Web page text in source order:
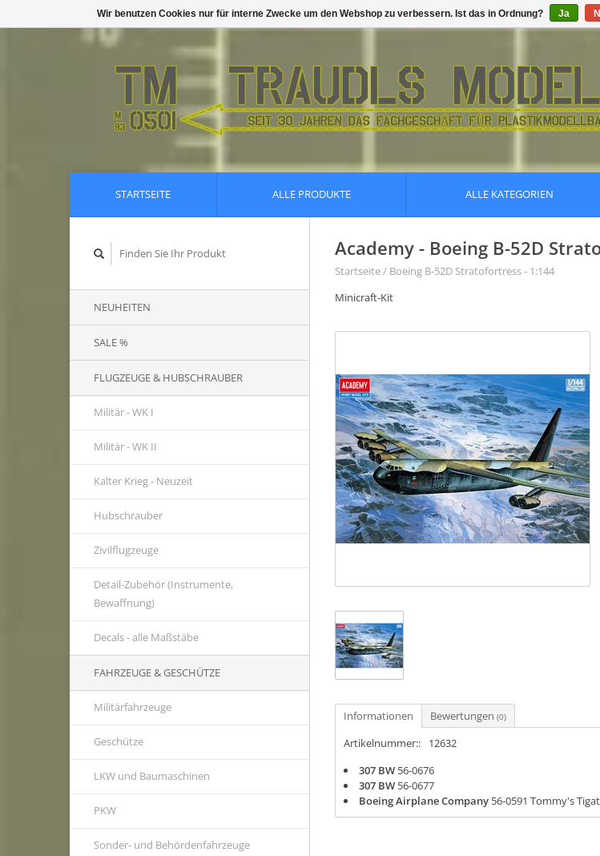
STARTSEITE ALLE PRODUKTE ALLE KATEGORIEN
NEUHEITEN
SALE %
FLUGZEUGE & HUBSCHRAUBER
Militär - WK I
Militär - WK II
Kalter Krieg - Neuzeit
Hubschrauber
Zivilflugzeuge
Detail-Zubehör (Instrumente,
Bewaffnung)
Decals - alle Maßstäbe
FAHRZEUGE & GESCHÜTZE
Militärfahrzeuge
Geschütze
LKW und Baumaschinen
PKW
Sonder- und Behördenfahrzeuge
Academy - Boeing B-52D
Startseite/ Boeing B-52D Stratofortress - 1:144
Minicraft-Kit
Informationen Bewertungen (0)
Artikelnummer::
12632
307 BW 56-0676
307 BW 56-0677
Boeing Airplane Company 56-0591 Tommy's
Wir benutzen Cookies nur für interne Zwecke um den Webshop zu verbessern. Ist das in Ordnung? Ja